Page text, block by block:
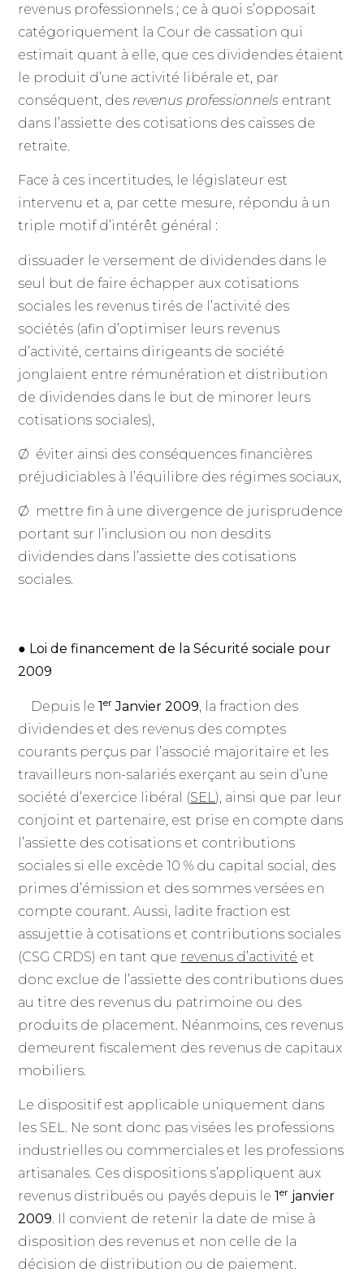
revenus professionnels ; ce à quoi s’opposait
catégoriquement la Cour de cassation qui
estimait quant à elle, que ces dividendes étaient
le produit d’une activité libérale et, par
conséquent, des revenus professionnels entrant
dans l’assiette des cotisations des caisses de
retraite.
Face à ces incertitudes, le législateur est
intervenu et a, par cette mesure, répondu à un
triple motif d’intérêt général :
dissuader le versement de dividendes dans le
seul but de faire échapper aux cotisations
sociales les revenus tirés de l’activité des
sociétés (afin d’optimiser leurs revenus
d’activité, certains dirigeants de société
jonglaient entre rémunération et distribution
de dividendes dans le but de minorer leurs
cotisations sociales),
Ø éviter ainsi des conséquences financières
préjudiciables à l’équilibre des régimes sociaux,
Ø mettre fin à une divergence de jurisprudence
portant sur l’inclusion ou non desdits
dividendes dans l’assiette des cotisations
sociales.
● Loi de financement de la Sécurité sociale pour
2009
Depuis le1er Janvier 2009 , la fraction des
dividendes et des revenus des comptes
courants perçus par l’associé majoritaire et les
travailleurs non-salariés exerçant au sein d’une
société d’exercice libéral (SEL), ainsi que par leur
conjoint et partenaire, est prise en compte dans
l’assiette des cotisations et contributions
sociales si elle excède 10 % du capital social, des
primes d’émission et des sommes versées en
compte courant. Aussi, ladite fraction est
assujettie à cotisations et contributions sociales
(CSG CRDS) en tant que revenus d’activité et
donc exclue de l’assiette des contributions dues
au titre des revenus du patrimoine ou des
produits de placement. Néanmoins, ces revenus
demeurent fiscalement des revenus de capitaux
mobiliers.
Le dispositif est applicable uniquement dans
les SEL. Ne sont donc pas visées les professions
industrielles ou commerciales et les professions
artisanales. Ces dispositions s’appliquent aux
revenus distribués ou payés depuis le1er janvier
2009. Il convient de retenir la date de mise à
disposition des revenus et non celle de la
décision de distribution ou de paiement.